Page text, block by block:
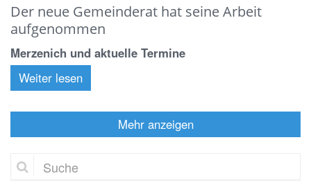
Der neue Gemeinderat hat seine Arbeit
aufgenommen
Merzenich und aktuelle Termine
Weiter lesen
Mehr anzeigen
Suche